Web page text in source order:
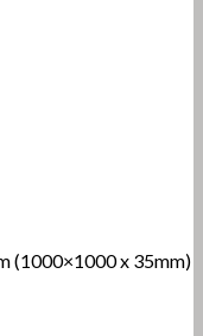
(1000×1000 x 35mm)